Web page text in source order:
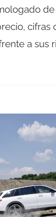
cifras
a sus